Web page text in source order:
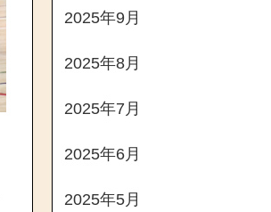
2025年9月
2025年8月
2025年7月
2025年6月
2025年5月